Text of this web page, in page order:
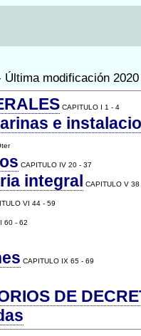
modificación
CAPITULO I 1 - 4
e
CAPITULO IV 20 - 37
integral CAPITULO V 38
VI 44 - 59
60 - 62
CAPITULO IX 65 - 69
DE